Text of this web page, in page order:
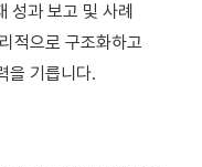
성과 보고 및 사례
적으로 구조화하고
을 기릅니다.